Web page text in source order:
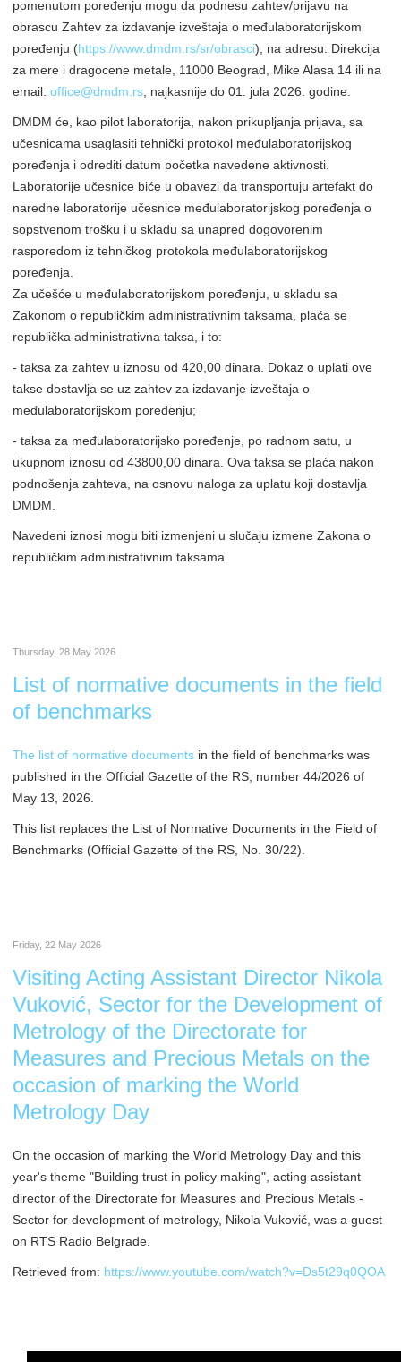
pomenutom poređenju mogu da podnesu zahtev/prijavu na
obrascu Zahtev za izdavanje izveštaja o međulaboratorijskom
poređenju (https://www.dmdm.rs/sr/obrasci), na adresu: Direkcija
za mere i dragocene metale, 11000 Beograd, Mike Alasa 14 ili na
email: office@dmdm.rs , najkasnije do 01. jula 2026. godine.
DMDM će, kao pilot laboratorija, nakon prikupljanja prijava, sa
učesnicama usaglasiti tehnički protokol međulaboratorijskog
poređenja i odrediti datum početka navedene aktivnosti.
Laboratorije učesnice biće u obavezi da transportuju artefakt do
naredne laboratorije učesnice međulaboratorijskog poređenja o
sopstvenom trošku i u skladu sa unapred dogovorenim
rasporedom iz tehničkog protokola međulaboratorijskog
poređenja.
Za učešće u međulaboratorijskom poređenju, u skladu sa
Zakonom o republičkim administrativnim taksama, plaća se
republička administrativna taksa, i to:
- taksa za zahtev u iznosu od 420,00 dinara. Dokaz o uplati ove
takse dostavlja se uz zahtev za izdavanje izveštaja o
međulaboratorijskom poređenju;
- taksa za međulaboratorijsko poređenje, po radnom satu, u
ukupnom iznosu od 43800,00 dinara. Ova taksa se plaća nakon
podnošenja zahteva, na osnovu naloga za uplatu koji dostavlja
DMDM.
Navedeni iznosi mogu biti izmenjeni u slučaju izmene Zakona o
republičkim administrativnim taksama.
Thursday, 28 May 2026
List of normative documents in the field
of benchmarks
The list of normative documents in the field of benchmarks was
published in the Official Gazette of the RS, number 44/2026 of
May 13, 2026.
This list replaces the List of Normative Documents in the Field of
Benchmarks (Official Gazette of the RS, No. 30/22).
Friday, 22 May 2026
Visiting Acting Assistant Director Nikola
Vuković, Sector for the Development of
Metrology of the Directorate for
Measures and Precious Metals on the
occasion of marking the World
Metrology Day
On the occasion of marking the World Metrology Day and this
year's theme "Building trust in policy making", acting assistant
director of the Directorate for Measures and Precious Metals -
Sector for development of metrology, Nikola Vuković, was a guest
on RTS Radio Belgrade.
Retrieved from: https://www.youtube.com/watch?v=Ds5t29q0QOA